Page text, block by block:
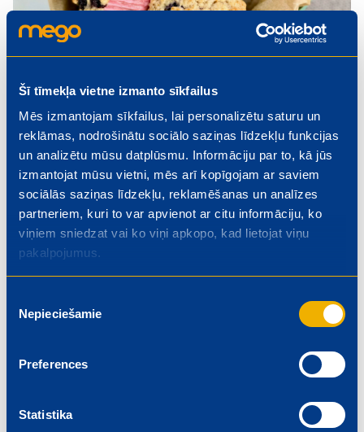
Šī tīmekļa vietne izmanto sīkfailus
Mēs izmantojam sīkfailus, lai personalizētu saturu un
reklāmas, nodrošinātu sociālo saziņas līdzekļu funkcijas
un analizētu mūsu datplūsmu. Informāciju par to, kā jūs
izmantojat mūsu vietni, mēs arī kopīgojam ar saviem
sociālās saziņas līdzekļu, reklamēšanas un analīzes
partneriem, kuri to var apvienot ar citu informāciju, ko
viņiem sniedzat vai ko viņi apkopo, kad lietojat viņu
pakalpojumus.
izvēle
Nepieciešamie
Preferences
Statistika
Auzu pārslu un melleņu mafini brokastīm
Bērniem Brokastis Deserti 40-45 min